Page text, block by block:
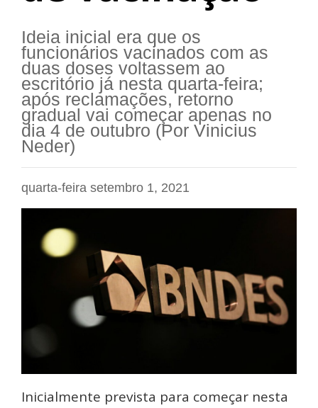
Ideia inicial era que os
funcionários vacinados com as
duas doses voltassem ao
escritório já nesta quarta-feira;
após reclamações, retorno
gradual vai começar apenas no
dia 4 de outubro (Por Vinicius
Neder)
quarta-feira setembro 1, 2021
Inicialmente prevista para começar nesta